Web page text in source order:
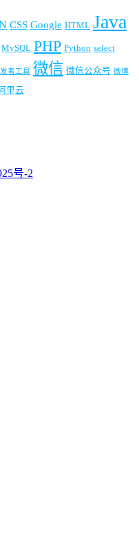
CSS Google HTML Java
MySQL PHP Python select
者工具 微信 微信公众号 微博
里云
号-2